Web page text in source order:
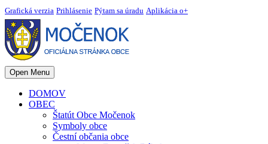
Grafická verzia Prihlásenie Pýtam sa úradu Aplikácia o+
Open Menu
DOMOV
OBEC
Štatút Obce Močenok
Symboly obce
Čestní občania obce